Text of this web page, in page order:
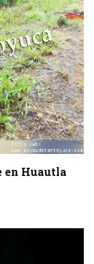
en Huautla